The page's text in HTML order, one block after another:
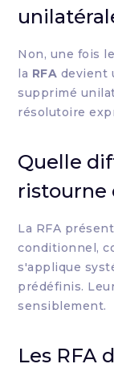
Non, une fois
la RFA devient
supprimé
résolutoire
Quelle
ristourne
La RFA
conditionnel,
s'applique
prédéfinis.
sensiblement.
Les RFA